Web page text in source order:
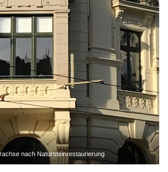
nach Natursteinrestaurierung